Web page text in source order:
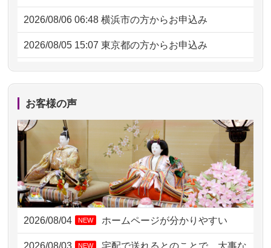
2026/08/06 06:48 横浜市の方からお申込み
2026/08/05 15:07 東京都の方からお申込み
2026/08/05 11:33 神奈川の方からお申込み
2026/08/04 17:34
2026/08/04 15:40 千葉県の方からお申込み
2026/08/04 14:04 東京都の方からお申込み
2026/08/04 00:38 中野区の方からお申込み
2026/08/03 21:17 愛知県の方からお申込み
2026/08/02 18:47 虎ノ門の方からお申込み
お客様の声
2026/08/04 NEW ホームページが分かりやすい
NEW